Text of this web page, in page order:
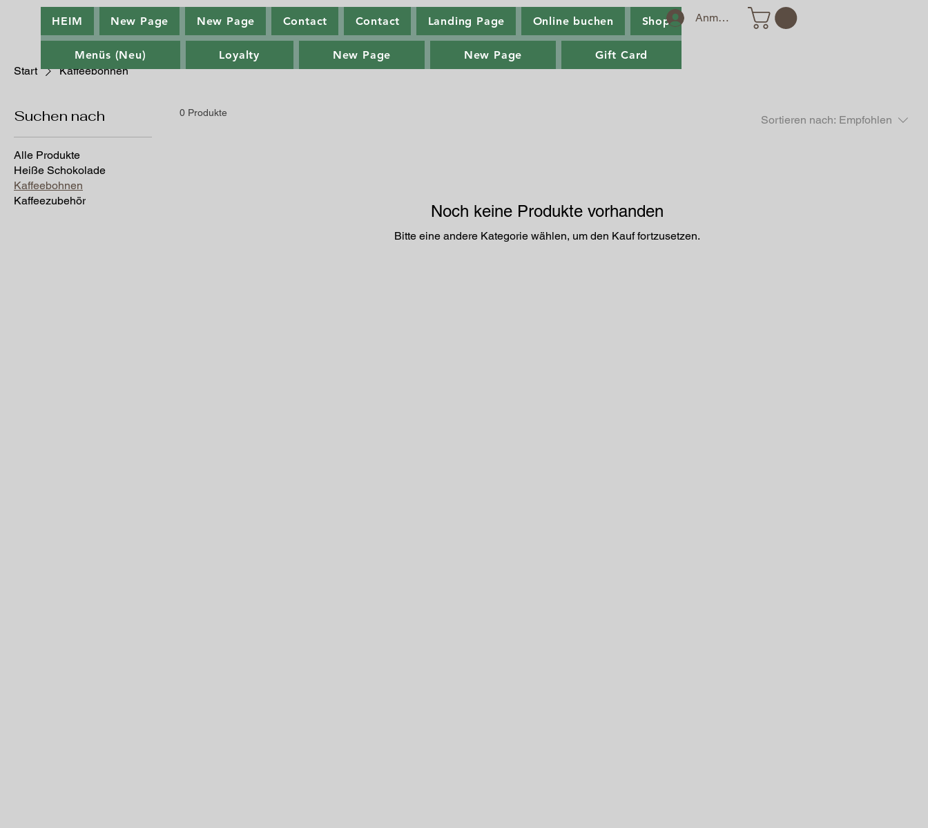
HEIM New Page New Page Contact Contact Landing Page Online buchen Shop
Menüs (Neu) Loyalty New Page New Page Gift Card
Anmelden
Start Kaffeebohnen
Suchen nach
Alle Produkte
Heiße Schokolade
Kaffeebohnen
Kaffeezubehör
0 Produkte
Sortieren nach: Empfohlen
Noch keine Produkte vorhanden
Bitte eine andere Kategorie wählen, um den Kauf fortzusetzen.